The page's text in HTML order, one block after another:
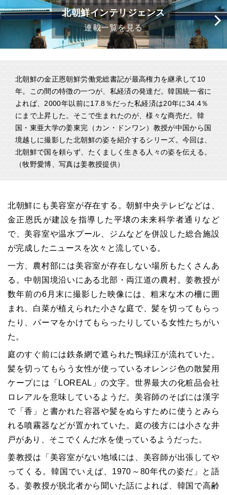
北朝鮮インテリジェンス
連載一覧を見る
北朝鮮の金正恩朝鮮労働党総書記が最高権力を継承して10
年。この間の特徴の一つが、私経済の発達だ。韓国統一省に
よれば、2000年以前に17.8％だった私経済は20年に34.4％
にまで上昇した。そこで生まれたのが、様々な商売だ。韓
国・東亜大学の姜東完（カン・ドンワン）教授が中国から国
境越しに撮影した北朝鮮の姿を紹介するシリーズ。今回は、
北朝鮮で国を頼らず、たくましく生きる人々の姿を伝える。
（牧野愛博、写真は姜教授提供）
北朝鮮にも美容室が存在する。朝鮮中央テレビなどは、
金正恩氏が建設を指導した平壌の未来科学者通りなど
で、美容室や温水プール、ジムなどを併設した総合施設
が完成したニュースを次々と流している。
一方、農村部には美容室が存在しない場所もたくさんあ
る。中朝国境沿いにある北部・両江道の農村。姜教授が
数年前の6月末に撮影した映像には、粗末な木の柵に囲
まれ、白菜が植えられた小さな庭で、髪を切ってもらっ
たり、パーマをかけてもらったりしている女性たちがい
た。
庭のすぐ前には鉄条網で遮られた鴨緑江が流れていた。
髪を切ってもらう女性が使っているオレンジ色の散髪用
ケープには「LOREAL」の文字。世界最大の化粧品会社
ロレアルを意味しているようだ。美容師のそばには漢字
で「香」と書かれた容器や髪をぬらすために使うとみら
れる噴霧器などが置かれていた。庭の後方には小さな井
戸があり、そこでくんだ水を使っているようだった。
姜教授は「美容室がない地域には、美容師が出張してや
ってくる。韓国でいえば、1970～80年代の姿だ」と語
る。姜教授が脱北者から聞いた話によれば、韓国で高齢